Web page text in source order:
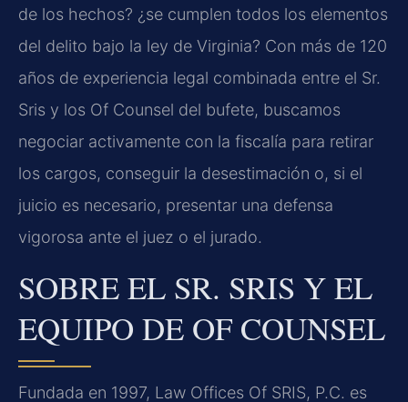
de los hechos? ¿se cumplen todos los elementos
del delito bajo la ley de Virginia? Con más de 120
años de experiencia legal combinada entre el Sr.
Sris y los Of Counsel del bufete, buscamos
negociar activamente con la fiscalía para retirar
los cargos, conseguir la desestimación o, si el
juicio es necesario, presentar una defensa
vigorosa ante el juez o el jurado.
SOBRE EL SR. SRIS Y EL
EQUIPO DE OF COUNSEL
Fundada en 1997, Law Offices Of SRIS, P.C. es